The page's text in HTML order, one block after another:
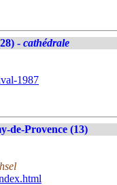
- cathédrale
1987
de-Provence (13)